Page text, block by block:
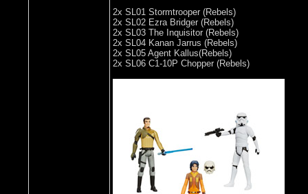
2x SL01 Stormtrooper (Rebels)
2x SL02 Ezra Bridger (Rebels)
2x SL03 The Inquisitor (Rebels)
2x SL04 Kanan Jarrus (Rebels)
2x SL05 Agent Kallus(Rebels)
2x SL06 C1-10P Chopper (Rebels)